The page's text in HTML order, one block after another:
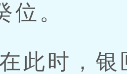
位。
此时，银